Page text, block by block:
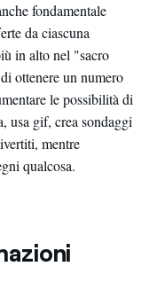
fondamentale
da ciascuna
in alto nel "sacro
ottenere un numero
le possibilità di
usa gif, crea sondaggi
mentre
qualcosa.